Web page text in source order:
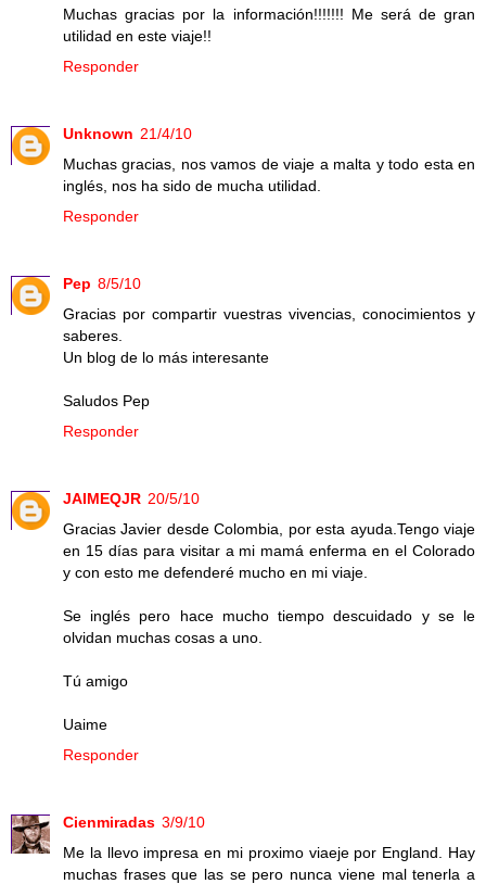
Muchas gracias por la información!!!!!!! Me será de gran
utilidad en este viaje!!
Responder
Unknown 21/4/10
Muchas gracias, nos vamos de viaje a malta y todo esta en
inglés, nos ha sido de mucha utilidad.
Responder
Pep 8/5/10
Gracias por compartir vuestras vivencias, conocimientos y
saberes.
Un blog de lo más interesante
Saludos Pep
Responder
JAIMEQJR 20/5/10
Gracias Javier desde Colombia, por esta ayuda.Tengo viaje
en 15 días para visitar a mi mamá enferma en el Colorado
y con esto me defenderé mucho en mi viaje.
Se inglés pero hace mucho tiempo descuidado y se le
olvidan muchas cosas a uno.
Tú amigo
Uaime
Responder
Cienmiradas 3/9/10
Me la llevo impresa en mi proximo viaeje por England. Hay
muchas frases que las se pero nunca viene mal tenerla a